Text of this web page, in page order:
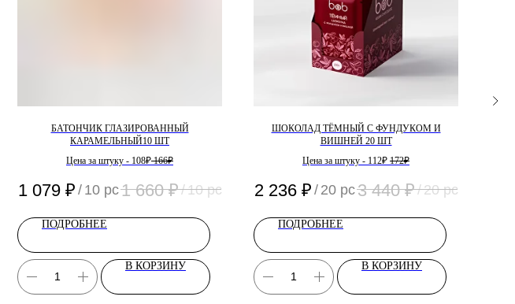
БАТОНЧИК ГЛАЗИРОВАННЫЙ
КАРАМЕЛЬНЫЙ10 ШТ
Цена за штуку - 108₽166₽
1 079 ₽ / 10 pc1 660 ₽/10 pc
ПОДРОБНЕЕ
В КОРЗИНУ
ШОКОЛАД ТЁМНЫЙ С ФУНДУКОМ И
ВИШНЕЙ 20 ШТ
Цена за штуку - 112₽ 172₽
2 236 ₽ / 20 pc3 440 ₽/20 pc
ПОДРОБНЕЕ
В КОРЗИНУ